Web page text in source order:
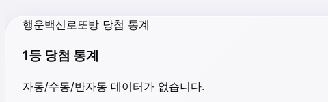
행운백신로또방 당첨 통계
1등 당첨 통계
자동/수동/반자동 데이터가 없습니다.